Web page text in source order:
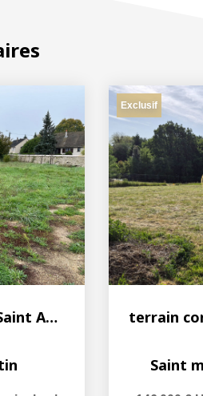
Terrain viabilisé Saint Avertin 1 329 m2
Exclusif
Saint